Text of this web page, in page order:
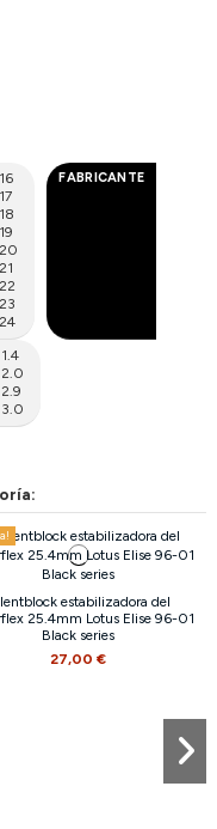
FABRICANTE
1.4
2.0
2.9
3.0
estabilizadora del
25.4mm Lotus Elise 96-01
Black series
27,00 €